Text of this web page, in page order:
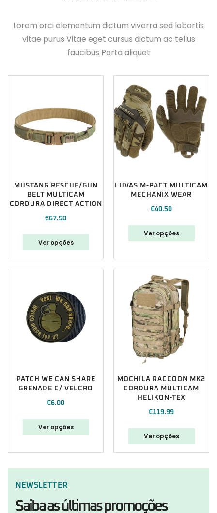
Lorem orci elementum dictum viverra sed lobortis
vitae purus Vitae eget cursus dictum ac tellus
faucibus Porta aliquet
MUSTANG RESCUE/GUN
BELT MULTICAM
CORDURA DIRECT ACTION
€67.50
Ver opções
LUVAS M-PACT MULTICAM
MECHANIX WEAR
€40.50
Ver opções
PATCH WE CAN SHARE
GRENADE C/ VELCRO
€6.00
Ver opções
MOCHILA RACCOON MK2
CORDURA MULTICAM
HELIKON-TEX
€119.99
Ver opções
NEWSLETTER
Saiba as últimas promoções